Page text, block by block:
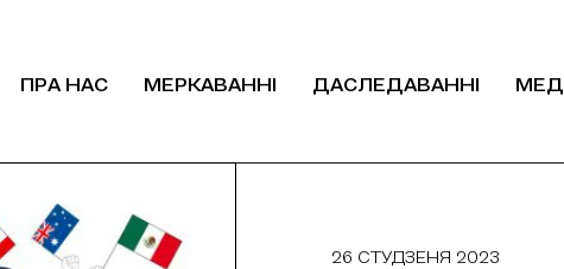
ПРА НАС МЕРКАВАННІ ДАСЛЕДАВАННІ
26 СТУДЗЕНЯ 2023